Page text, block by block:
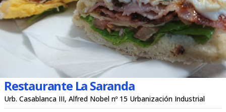
Restaurante La Saranda
Urb. Casablanca III, Alfred Nobel nº 15 Urbanización Industrial